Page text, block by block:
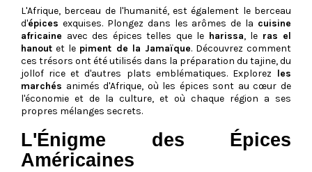
L'Afrique, berceau de l'humanité, est également le berceau
d'épices exquises. Plongez dans les arômes de la cuisine
africaine avec des épices telles que le harissa, le ras el
hanout et le piment de la Jamaïque. Découvrez comment
ces trésors ont été utilisés dans la préparation du tajine, du
jollof rice et d'autres plats emblématiques. Explorez les
marchés animés d'Afrique, où les épices sont au cœur de
l'économie et de la culture, et où chaque région a ses
propres mélanges secrets.
L'Énigme des Épices
Américaines